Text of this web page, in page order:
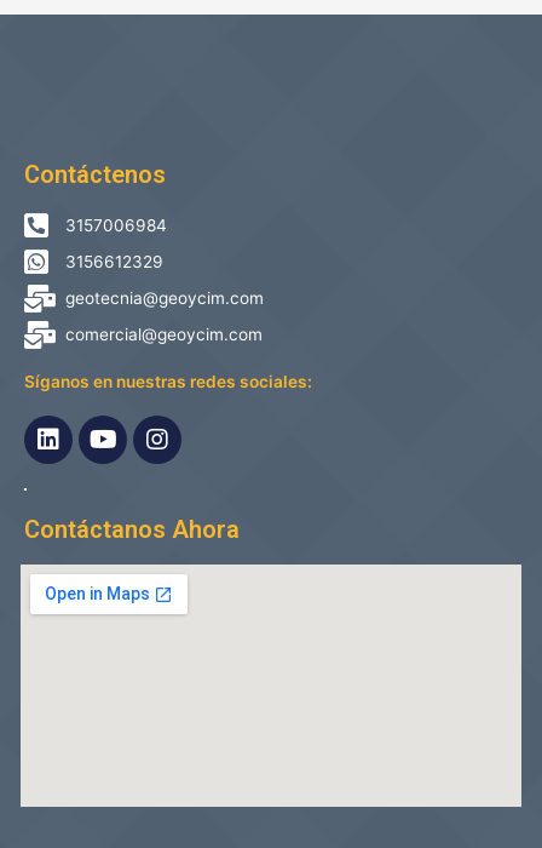
Contáctenos
3157006984
3156612329
geotecnia@geoycim.com
comercial@geoycim.com
Síganos en nuestras redes sociales:
Contáctanos Ahora